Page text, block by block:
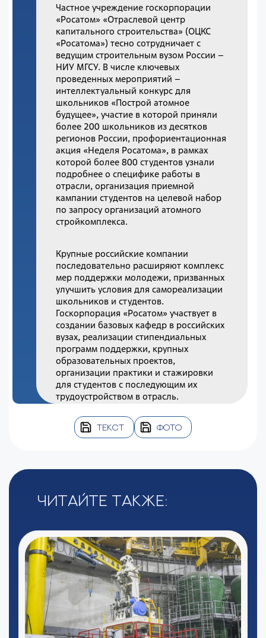
Частное учреждение госкорпорации
«Росатом» «Отраслевой центр
капитального строительства» (ОЦКС
«Росатома») тесно сотрудничает с
ведущим строительным вузом России –
НИУ МГСУ. В числе ключевых
проведенных мероприятий –
интеллектуальный конкурс для
школьников «Построй атомное
будущее», участие в которой приняли
более 200 школьников из десятков
регионов России, профориентационная
акция «Неделя Росатома», в рамках
которой более 800 студентов узнали
подробнее о специфике работы в
отрасли, организация приемной
кампании студентов на целевой набор
по запросу организаций атомного
стройкомплекса.
Крупные российские компании
последовательно расширяют комплекс
мер поддержки молодежи, призванных
улучшить условия для самореализации
школьников и студентов.
Госкорпорация «Росатом» участвует в
создании базовых кафедр в российских
вузах, реализации стипендиальных
программ поддержки, крупных
образовательных проектов,
организации практики и стажировки
для студентов с последующим их
трудоустройством в отрасль.
ТЕКСТ ФОТО
Читайте также: